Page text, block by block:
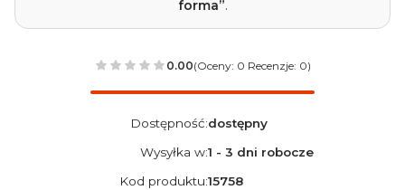
forma”.
0.00(Oceny: 0 Recenzje: 0)
Dostępność:dostępny
Wysyłka w:1 - 3 dni robocze
Kod produktu:15758